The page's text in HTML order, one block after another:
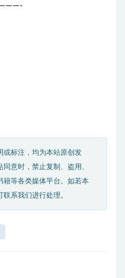
或标注，均为本站原创发
意时，禁止复制、盗用、
籍等各类媒体平台。如若本
系我们进行处理。